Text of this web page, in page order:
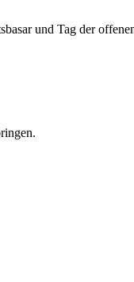
und Tag der